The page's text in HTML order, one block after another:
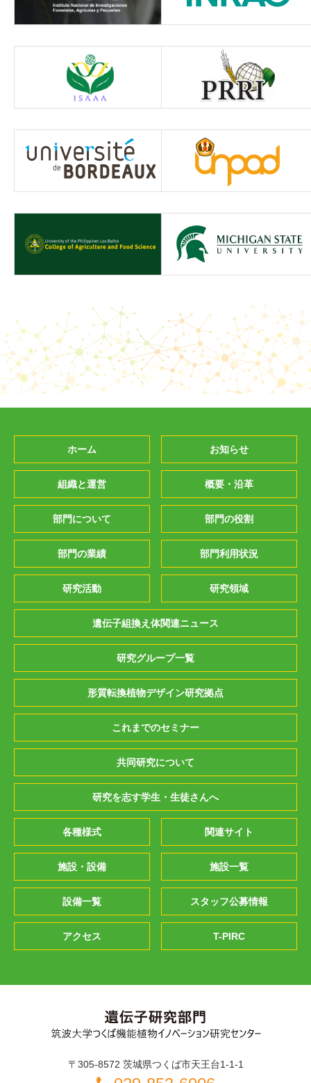
ホーム お知らせ
組織と運営 概要・沿革
部門について 部門の役割
部門の業績 部門利用状況
研究活動 研究領域
遺伝子組換え体関連ニュース
研究グループ一覧
形質転換植物デザイン研究拠点
これまでのセミナー
共同研究について
研究を志す学生・生徒さんへ
各種様式 関連サイト
施設・設備 施設一覧
設備一覧 スタッフ公募情報
アクセス T-PIRC
〒305-8572 茨城県つくば市天王台1-1-1